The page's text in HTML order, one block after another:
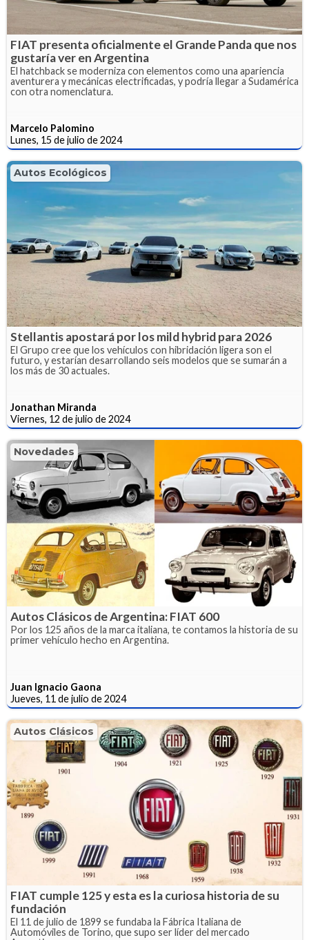
FIAT presenta oficialmente el Grande Panda que nos
gustaría ver en Argentina
El hatchback se moderniza con elementos como una apariencia
aventurera y mecánicas electrificadas, y podría llegar a Sudamérica
con otra nomenclatura.
Marcelo Palomino
Lunes, 15 de julio de 2024
Autos Ecológicos
Stellantis apostará por los mild hybrid para 2026
El Grupo cree que los vehículos con hibridación ligera son el
futuro, y estarían desarrollando seis modelos que se sumarán a
los más de 30 actuales.
Jonathan Miranda
Viernes, 12 de julio de 2024
Novedades
Autos Clásicos de Argentina: FIAT 600
Por los 125 años de la marca italiana, te contamos la historia de su
primer vehículo hecho en Argentina.
Juan Ignacio Gaona
Jueves, 11 de julio de 2024
Autos Clásicos
FIAT cumple 125 y esta es la curiosa historia de su
fundación
El 11 de julio de 1899 se fundaba la Fábrica Italiana de
Automóviles de Torino, que supo ser líder del mercado